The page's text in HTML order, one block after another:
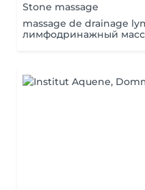
Stone massage
massage de drainage
лимфодринажный